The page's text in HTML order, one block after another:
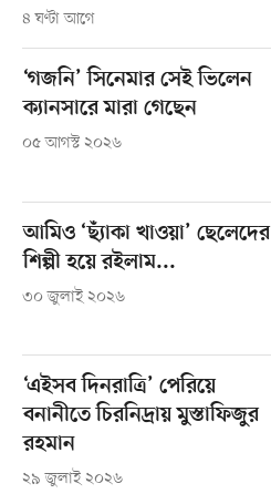
৪ ঘণ্টা আগে
‘গজনি’ সিনেমার সেই ভিলেন
ক্যানসারে মারা গেছেন
০৫ আগস্ট ২০২৬
আমিও ‘ছ্যাঁকা খাওয়া’ ছেলেদের
শিল্পী হয়ে রইলাম...
৩০ জুলাই ২০২৬
‘এইসব দিনরাত্রি’ পেরিয়ে
বনানীতে চিরনিদ্রায় মুস্তাফিজুর
রহমান
২৯ জুলাই ২০২৬